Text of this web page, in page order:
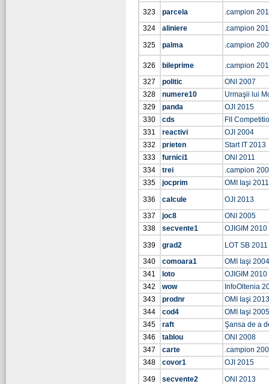
323
parcela
.campion
324
aliniere
.campion
325
palma .campion
326 bileprime
.campion
327
politic
ONI 2007
328
numere10
Urmaşii lui
329
panda
OJI 2015
330
cds
FII
331
reactivi
OJI 2004
332
prieten
Start IT 2013
333
furnici1
ONI 2011
334
trei
.campion
335
jocprim
OMI Iaşi 2011
336
calcule
OJI 2013
337
joc8
ONI 2005
338
secvente1
OJIGIM 2010
339
grad2
LOT SB 2011
340
comoara1
OMI Iaşi 2004
341
loto
OJIGIM 2010
342
wow
InfoOltenia
343
prodnr
OMI Iaşi 2013
344
cod4
OMI Iaşi 2005
345
raft
Şansa de a
346
tablou
ONI 2008
347
carte
.campion
348
covor1
OJI 2015
349
secvente2
ONI 2013